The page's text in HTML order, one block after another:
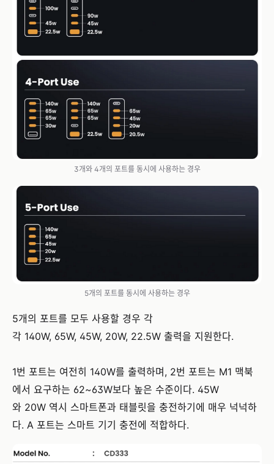
3개와 4개의 포트를 동시에 사용하는 경우
5개의 포트를 동시에 사용하는 경우
5개의 포트를 모두 사용할 경우 각
각 140W, 65W, 45W, 20W, 22.5W 출력을 지원한다.
1번 포트는 여전히 140W를 출력하며, 2번 포트는 M1 맥북
에서 요구하는 62~63W보다 높은 수준이다. 45W
와 20W 역시 스마트폰과 태블릿을 충전하기에 매우 넉넉하
다. A 포트는 스마트 기기 충전에 적합하다.